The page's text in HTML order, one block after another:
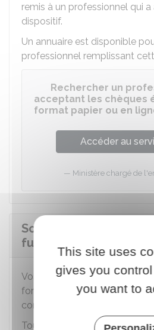
remis à un professionnel qui a
dispositif.
Un annuaire est disponible
professionnel remplissant
Rechercher un
acceptant les chèques
format papier ou en
Accéder au
Ministère chargé de
Sous quelle forme
futurs chèques
Vos futurs chèques énergies
format papier si vous
conditions pour en bénéficier.
Toutefois, si vous le
This site uses
gives you
you want to